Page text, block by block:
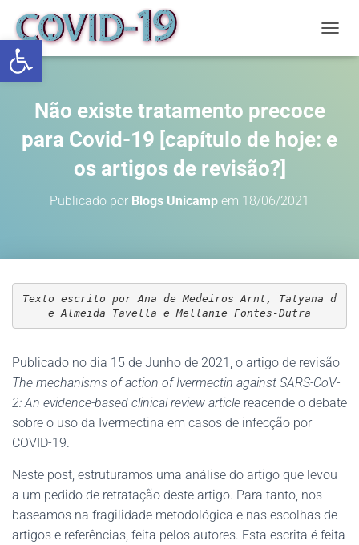
Abrir a barra de ferramentas
Não existe tratamento precoce
para Covid-19 [capítulo de hoje: e
os artigos de revisão?]
Publicado por Blogs Unicamp em 18/06/2021
Texto escrito por Ana de Medeiros Arnt, Tatyana d
e Almeida Tavella e Mellanie Fontes-Dutra
Publicado no dia 15 de Junho de 2021, o artigo de revisão
The mechanisms of action of Ivermectin against SARS-CoV-
2: An evidence-based clinical review article reacende o debate
sobre o uso da Ivermectina em casos de infecção por
COVID-19.
Neste post, estruturamos uma análise do artigo que levou
a um pedido de retratação deste artigo. Para tanto, nos
baseamos na fragilidade metodológica e nas escolhas de
artigos e referências, feita pelos autores. Esta escrita é feita